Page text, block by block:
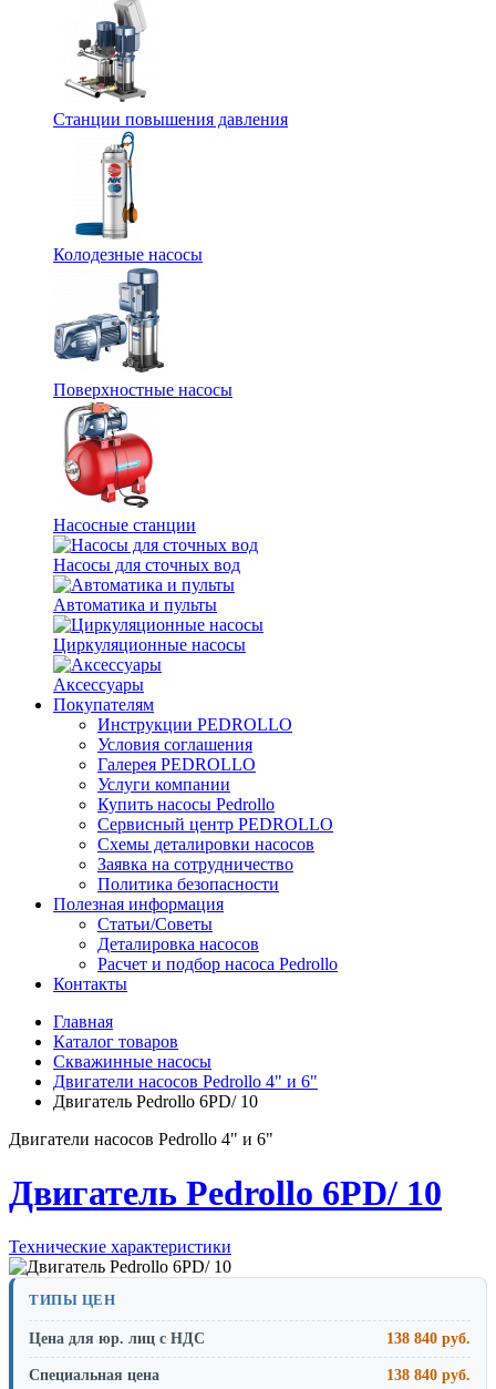
Станции повышения давления
Колодезные насосы
Поверхностные насосы
Насосные станции
Насосы для сточных вод
Автоматика и пульты
Циркуляционные насосы
Аксессуары
Покупателям
Инструкции PEDROLLO
Условия соглашения
Галерея PEDROLLO
Услуги компании
Купить насосы Pedrollo
Сервисный центр PEDROLLO
Схемы деталировки насосов
Заявка на сотрудничество
Политика безопасности
Полезная информация
Статьи/Советы
Деталировка насосов
Расчет и подбор насоса Pedrollo
Контакты
Главная
Каталог товаров
Скважинные насосы
Двигатели насосов Pedrollo 4" и 6"
Двигатель Pedrollo 6PD/ 10
Двигатели насосов Pedrollo 4" и 6"
Двигатель Pedrollo 6PD/ 10
Технические характеристики
ТИПЫ ЦЕН
Цена для юр. лиц с НДС 138 840 руб.
Специальная цена 138 840 руб.